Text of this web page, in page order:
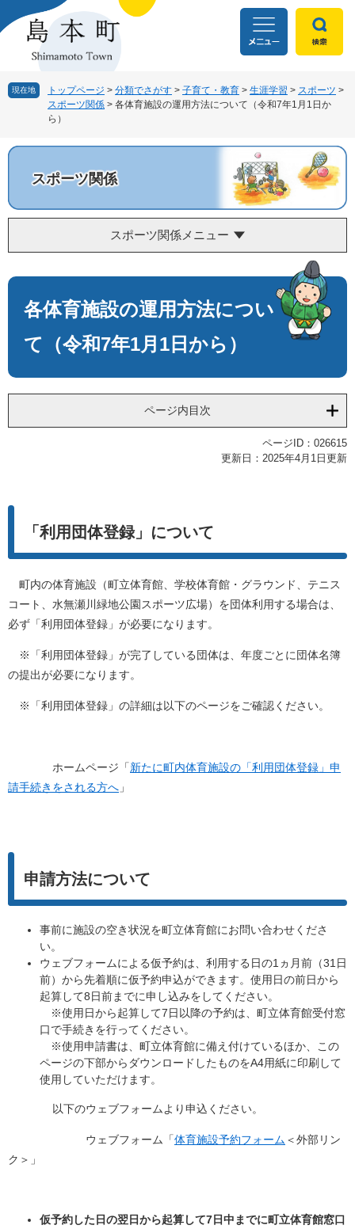
ー
ニ
本
現在地 トップページ > 分類でさがす > 子育て・教育 > 生涯学習 > スポーツ >
スポーツ関係 > 各体育施設の運用方法について（令和7年1月1日か
ら）
スポーツ関係
スポーツ関係メニュー
文
各体育施設の運用方法につい
て（令和7年1月1日から）
ページ内目次
ページID：026615
更新日：2025年4月1日更新
「利用団体登録」について
町内の体育施設（町立体育館、学校体育館・グラウンド、テニス
コート、水無瀬川緑地公園スポーツ広場）を団体利用する場合は、
必ず「利用団体登録」が必要になります。
※「利用団体登録」が完了している団体は、年度ごとに団体名簿
の提出が必要になります。
※「利用団体登録」の詳細は以下のページをご確認ください。
ホームページ「新たに町内体育施設の「利用団体登録」申
請手続きをされる方へ 」
申請方法について
事前に施設の空き状況を町立体育館にお問い合わせくださ
い。
ウェブフォームによる仮予約は、利用する日の1ヵ月前（31日
前）から先着順に仮予約申込ができます。使用日の前日から
起算して8日前までに申し込みをしてください。
※使用日から起算して7日以降の予約は、町立体育館受付窓
口で手続きを行ってください。
※使用申請書は、町立体育館に備え付けているほか、この
ページの下部からダウンロードしたものをA4用紙に印刷して
使用していただけます。
以下のウェブフォームより申込ください。
ウェブフォーム「体育施設予約フォーム ＜外部リン
ク＞ 」
仮予約した日の翌日から起算して7日中までに町立体育館窓口